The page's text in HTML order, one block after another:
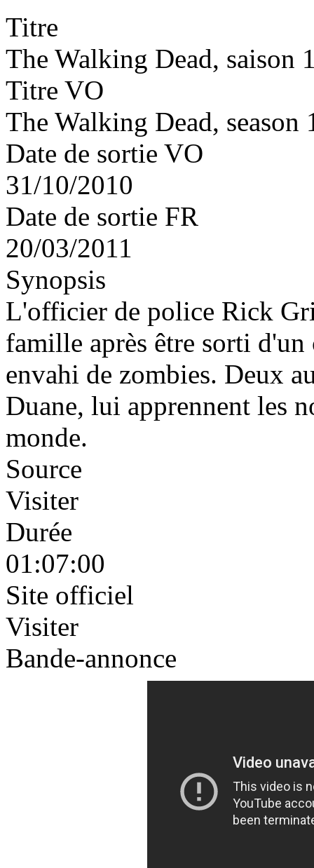
Titre
The Walking Dead, saison
Titre VO
The Walking Dead, season
Date de sortie VO
31/10/2010
Date de sortie FR
20/03/2011
Synopsis
L'officier de police Rick
famille après être sorti
envahi de zombies. Deux
Duane, lui apprennent les
monde.
Source
Visiter
Durée
01:07:00
Site officiel
Visiter
Bande-annonce